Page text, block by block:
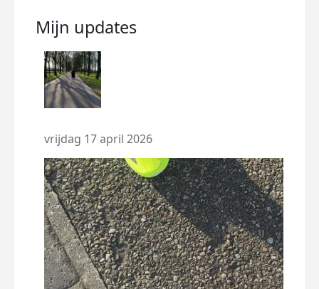
Mijn updates
vrijdag 17 april 2026